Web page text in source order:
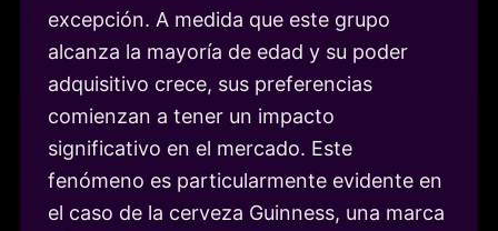
excepción. A medida que este grupo
alcanza la mayoría de edad y su poder
adquisitivo crece, sus preferencias
comienzan a tener un impacto
significativo en el mercado. Este
fenómeno es particularmente evidente en
el caso de la cerveza Guinness, una marca